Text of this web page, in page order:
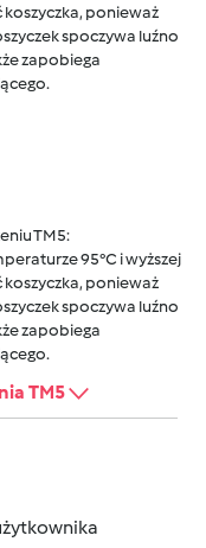
koszyczka, ponieważ
spoczywa luźno
zapobiega
TM5:
95°C i wyższej
koszyczka, ponieważ
spoczywa luźno
zapobiega
TM5